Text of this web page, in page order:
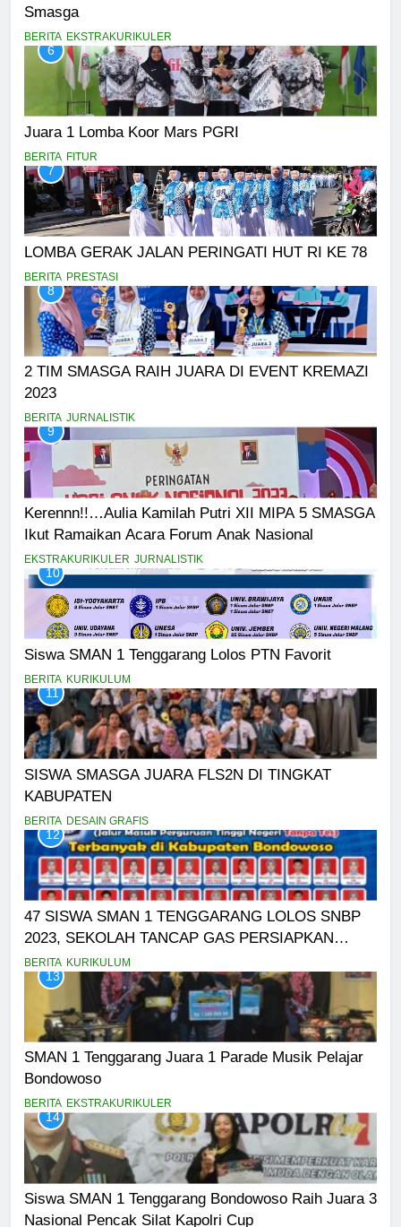
Smasga
BERITA EKSTRAKURIKULER
6
Juara 1 Lomba Koor Mars PGRI
BERITA FITUR
7
LOMBA GERAK JALAN PERINGATI HUT RI KE 78
BERITA PRESTASI
8
2 TIM SMASGA RAIH JUARA DI EVENT KREMAZI
2023
BERITA JURNALISTIK
9
Kerennn!!…Aulia Kamilah Putri XII MIPA 5 SMASGA
Ikut Ramaikan Acara Forum Anak Nasional
EKSTRAKURIKULER JURNALISTIK
10
Siswa SMAN 1 Tenggarang Lolos PTN Favorit
BERITA KURIKULUM
11
SISWA SMASGA JUARA FLS2N DI TINGKAT
KABUPATEN
BERITA DESAIN GRAFIS
12
47 SISWA SMAN 1 TENGGARANG LOLOS SNBP
2023, SEKOLAH TANCAP GAS PERSIAPKAN
SNBT
BERITA KURIKULUM
13
SMAN 1 Tenggarang Juara 1 Parade Musik Pelajar
Bondowoso
BERITA EKSTRAKURIKULER
14
Siswa SMAN 1 Tenggarang Bondowoso Raih Juara 3
Nasional Pencak Silat Kapolri Cup